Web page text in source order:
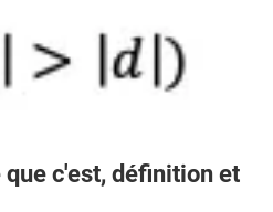
c'est, définition et